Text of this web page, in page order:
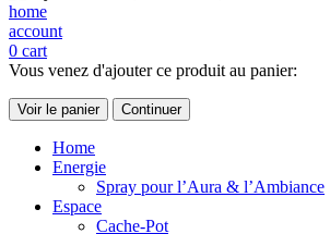
home
account
0 cart
Vous venez d'ajouter ce produit au panier:
Voir le panier Continuer
Home
Energie
Spray pour l’Aura & l’Ambiance
Espace
Cache-Pot